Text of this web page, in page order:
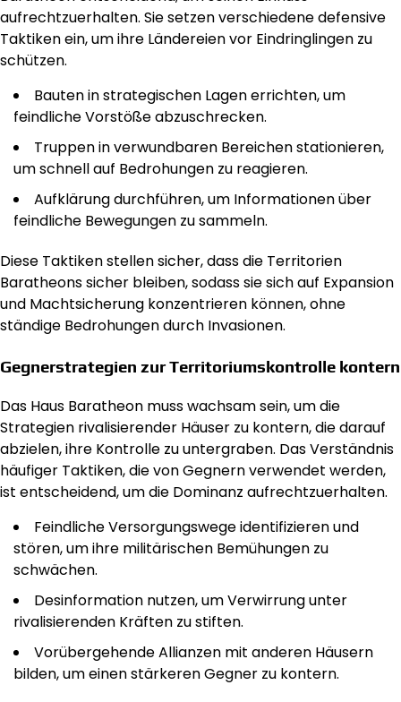
aufrechtzuerhalten. Sie setzen verschiedene defensive
Taktiken ein, um ihre Ländereien vor Eindringlingen zu
schützen.
Bauten in strategischen Lagen errichten, um
feindliche Vorstöße abzuschrecken.
Truppen in verwundbaren Bereichen stationieren,
um schnell auf Bedrohungen zu reagieren.
Aufklärung durchführen, um Informationen über
feindliche Bewegungen zu sammeln.
Diese Taktiken stellen sicher, dass die Territorien
Baratheons sicher bleiben, sodass sie sich auf Expansion
und Machtsicherung konzentrieren können, ohne
ständige Bedrohungen durch Invasionen.
Gegnerstrategien zur Territoriumskontrolle kontern
Das Haus Baratheon muss wachsam sein, um die
Strategien rivalisierender Häuser zu kontern, die darauf
abzielen, ihre Kontrolle zu untergraben. Das Verständnis
häufiger Taktiken, die von Gegnern verwendet werden,
ist entscheidend, um die Dominanz aufrechtzuerhalten.
Feindliche Versorgungswege identifizieren und
stören, um ihre militärischen Bemühungen zu
schwächen.
Desinformation nutzen, um Verwirrung unter
rivalisierenden Kräften zu stiften.
Vorübergehende Allianzen mit anderen Häusern
bilden, um einen stärkeren Gegner zu kontern.